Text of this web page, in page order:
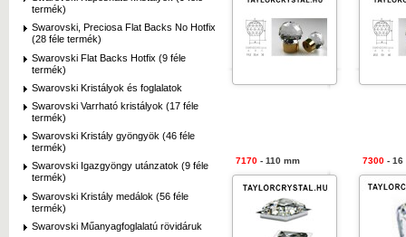
termék)
Swarovski, Preciosa Flat Backs No Hotfix
(28 féle termék)
Swarovski Flat Backs Hotfix (9 féle
termék)
Swarovski Kristályok és foglalatok
Swarovski Varrható kristályok (17 féle
termék)
Swarovski Kristály gyöngyök (46 féle
termék)
Swarovski Igazgyöngy utánzatok (9 féle
termék)
Swarovski Kristály medálok (56 féle
termék)
Swarovski Műanyagfoglalatú rövidáruk
7170 - 110 mm 7300 - 16